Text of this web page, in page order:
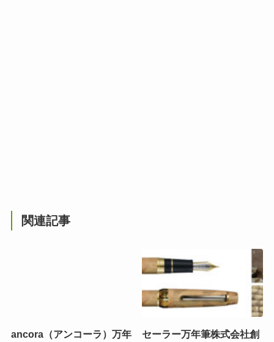
関連記事
ancora（アンコーラ）万年 セーラー万年筆株式会社創